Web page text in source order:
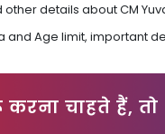
details about CM
and Age limit, important
चाहते हैं, तो